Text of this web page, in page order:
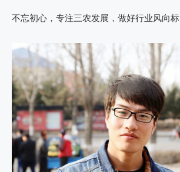
不忘初心，专注三农发展，做好行业风向标